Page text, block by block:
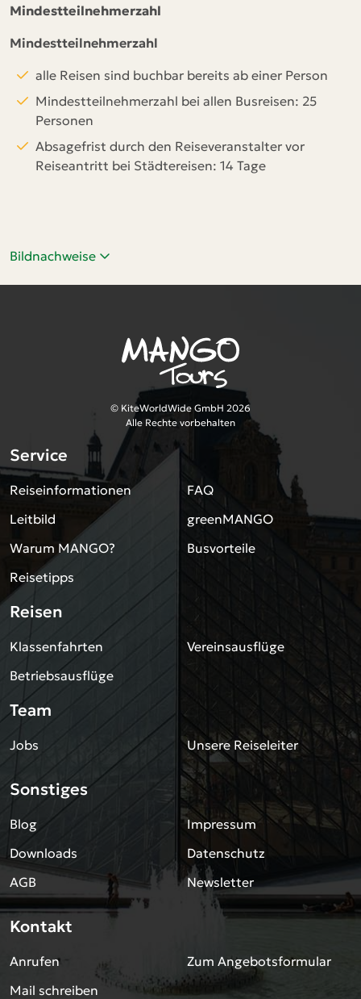
Mindestteilnehmerzahl
Mindestteilnehmerzahl
alle Reisen sind buchbar bereits ab einer Person
Mindestteilnehmerzahl bei allen Busreisen: 25
Personen
Absagefrist durch den Reiseveranstalter vor
Reiseantritt bei Städtereisen: 14 Tage
Bildnachweise
© KiteWorldWide GmbH 2026
Alle Rechte vorbehalten
Service
Reiseinformationen
Leitbild
Warum MANGO?
Reisetipps
FAQ
greenMANGO
Busvorteile
Reisen
Klassenfahrten
Betriebsausflüge
Vereinsausflüge
Team
Jobs Unsere Reiseleiter
Sonstiges
Blog
Downloads
AGB
Impressum
Datenschutz
Newsletter
Kontakt
Anrufen
Mail schreiben
Zum Angebotsformular